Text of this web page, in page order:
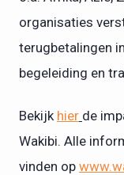
organisaties
terugbetalingen
begeleiding en
Bekijk hier de
Wakibi. Alle
vinden op